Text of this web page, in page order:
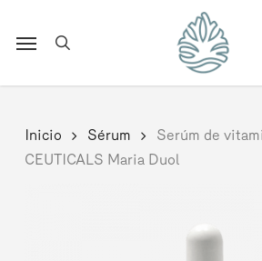
main
Inicio Sérum
Serúm de
CEUTICALS Maria Duol